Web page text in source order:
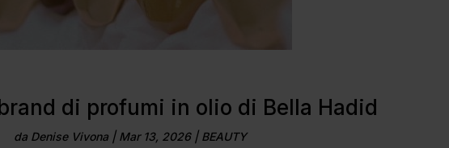
di profumi in olio di Bella Hadid
da Denise Vivona | Mar 13, 2026| BEAUTY